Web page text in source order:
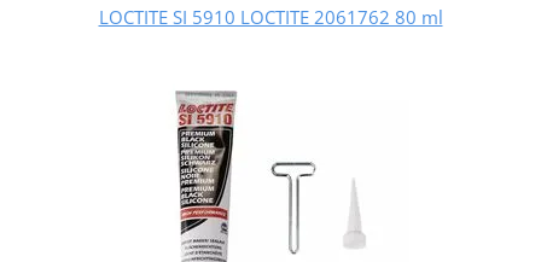
LOCTITE SI 5910 LOCTITE 2061762 80 ml